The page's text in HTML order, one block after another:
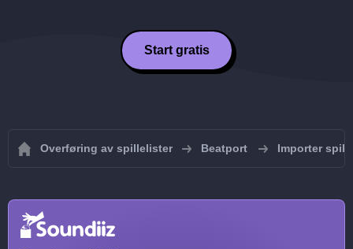
Start gratis
Overføring av spillelister Beatport Importer